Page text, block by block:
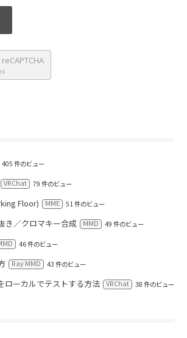
405 件のビュー
VRChat 79 件のビュー
Floor) MME 51 件のビュー
き／クロマキー合成 MMD 49 件のビュー
46 件のビュー
Ray MMD 43 件のビュー
ローカルでテストする方法 VRChat 38 件のビュー